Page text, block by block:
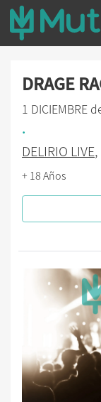
DRAGE
1 DICIEMBRE
.
DELIRIO LIVE,
+ 18 Años